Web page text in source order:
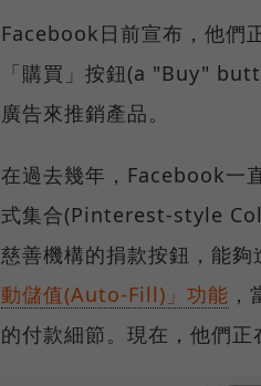
Facebook日前宣布，他們
「購買」按鈕(a "Buy"
廣告來推銷產品。
在過去幾年，Facebook一
式集合(Pinterest-style
慈善機構的捐款按鈕，能
動儲值(Auto-Fill)」功能
的付款細節。現在，他們正